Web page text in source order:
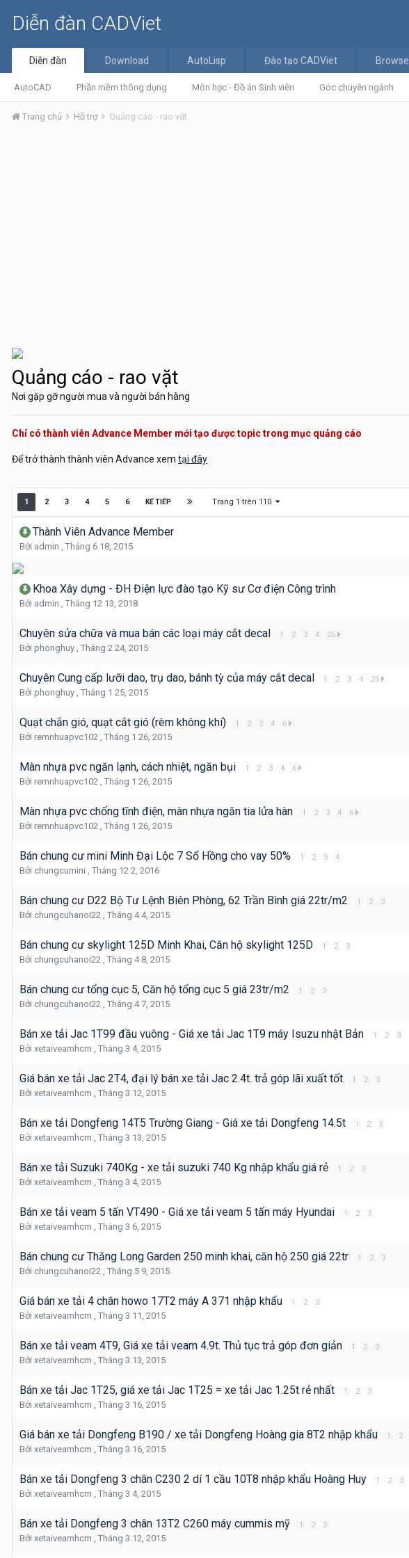
Diễn đàn CADViet
Diễn đàn
AutoCAD Phần mềm thông dụng Môn học - Đồ án Sinh viên Góc chuyên ngành
Download AutoLisp Đào tạo CADViet Browse
Trang chủ Hỗ trợ Quảng cáo - rao vặt
Quảng cáo - rao vặt
Nơi gặp gỡ người mua và người bán hàng
Chỉ có thành viên Advance Member mới tạo được topic trong mục quảng cáo
Để trở thành thành viên Advance xem tại đây
1 2 3 4 5 6 KẾ TIẾP Trang 1 trên 110
Thành Viên Advance Member
Bởi admin , Tháng 6 18, 2015
Khoa Xây dựng - ĐH Điện lực đào tạo Kỹ sư Cơ điện Công trình
Bởi admin , Tháng 12 13, 2018
Chuyên sửa chữa và mua bán các loại máy cắt decal 1 2 3 4 26
Bởi phonghuy , Tháng 2 24, 2015
Chuyên Cung cấp lưỡi dao, trụ dao, bánh tỳ của máy cắt decal 1 2 3 4 25
Bởi phonghuy , Tháng 1 25, 2015
Quạt chắn gió, quạt cắt gió (rèm không khí) 1 2 3 4 6
Bởi remnhuapvc102 , Tháng 1 26, 2015
Màn nhựa pvc ngăn lạnh, cách nhiệt, ngăn bụi 1 2 3 4 6
Bởi remnhuapvc102 , Tháng 1 26, 2015
Màn nhựa pvc chống tĩnh điện, màn nhựa ngăn tia lửa hàn 1 2 3 4 6
Bởi remnhuapvc102 , Tháng 1 26, 2015
Bán chung cư mini Minh Đại Lộc 7 Sổ Hồng cho vay 50% 1 2 3 4
Bởi chungcumini , Tháng 12 2, 2016
Bán chung cư D22 Bộ Tư Lệnh Biên Phòng, 62 Trần Bình giá 22tr/m2 1 2 3
Bởi chungcuhanoi22 , Tháng 4 4, 2015
Bán chung cư skylight 125D Minh Khai, Căn hộ skylight 125D 1 2 3
Bởi chungcuhanoi22 , Tháng 4 8, 2015
Bán chung cư tổng cục 5, Căn hộ tổng cục 5 giá 23tr/m2 1 2 3
Bởi chungcuhanoi22 , Tháng 4 7, 2015
Bán xe tải Jac 1T99 đầu vuông - Giá xe tải Jac 1T9 máy Isuzu nhật Bản 1 2 3
Bởi xetaiveamhcm , Tháng 3 4, 2015
Giá bán xe tải Jac 2T4, đại lý bán xe tải Jac 2.4t. trả góp lãi xuất tốt 1 2 3
Bởi xetaiveamhcm , Tháng 3 12, 2015
Bán xe tải Dongfeng 14T5 Trường Giang - Giá xe tải Dongfeng 14.5t 1 2 3
Bởi xetaiveamhcm , Tháng 3 13, 2015
Bán xe tải Suzuki 740Kg - xe tải suzuki 740 Kg nhập khẩu giá rẻ 1 2 3
Bởi xetaiveamhcm , Tháng 3 4, 2015
Bán xe tải veam 5 tấn VT490 - Giá xe tải veam 5 tấn máy Hyundai 1 2 3
Bởi xetaiveamhcm , Tháng 3 6, 2015
Bán chung cư Thăng Long Garden 250 minh khai, căn hộ 250 giá 22tr 1 2 3
Bởi chungcuhanoi22 , Tháng 5 9, 2015
Giá bán xe tải 4 chân howo 17T2 máy A 371 nhập khẩu 1 2 3
Bởi xetaiveamhcm , Tháng 3 11, 2015
Bán xe tải veam 4T9, Giá xe tải veam 4.9t. Thủ tục trả góp đơn giản 1 2 3
Bởi xetaiveamhcm , Tháng 3 13, 2015
Bán xe tải Jac 1T25, giá xe tải Jac 1T25 = xe tải Jac 1.25t rẻ nhất 1 2 3
Bởi xetaiveamhcm , Tháng 3 16, 2015
Giá bán xe tải Dongfeng B190 / xe tải Dongfeng Hoàng gia 8T2 nhập khẩu 1 2
Bởi xetaiveamhcm , Tháng 3 16, 2015
Bán xe tải Dongfeng 3 chân C230 2 dí 1 cầu 10T8 nhập khẩu Hoàng Huy 1 2 3
Bởi xetaiveamhcm , Tháng 3 4, 2015
Bán xe tải Dongfeng 3 chân 13T2 C260 máy cummis mỹ 1 2 3
Bởi xetaiveamhcm , Tháng 3 12, 2015